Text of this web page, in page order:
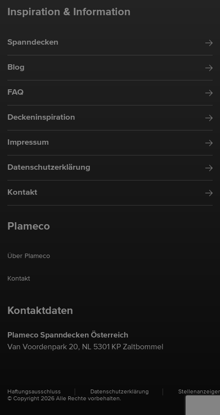
Inspiration & Information
Spanndecken
Blog
FAQ
Deckeninspiration
Impressum
Datenschutzerklärung
Kontakt
Plameco
Über Plameco
Kontakt
Kontaktdaten
Plameco Spanndecken Österreich
Van Voordenpark 20, NL 5301 KP Zaltbommel
© Copyright 2026 Alle Rechte vorbehalten.
Haftungsausschluss Datenschutzerklärung